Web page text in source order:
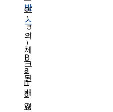
박
스
의
체
크
된
배
경
or
B
a
n
d
w